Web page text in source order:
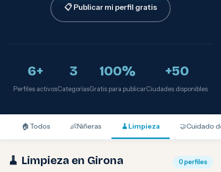
📋 Publicar mi perfil gratis
6+
Perfiles activos
3
Categorías
100%
Gratis para publicar
+50
Ciudades disponibles
🏠 Todos 👶Niñeras 🧹 Limpieza 🤝Cuidado
🧹 Limpieza en Girona 0 perfiles